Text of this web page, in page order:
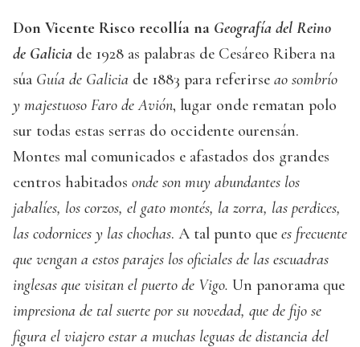
Don Vicente Risco recollía na Geografía del Reino
de Galicia de 1928 as palabras de Cesáreo Ribera na
súa Guía de Galicia de 1883 para referirse ao sombrío
y majestuoso Faro de Avión, lugar onde rematan polo
sur todas estas serras do occidente ourensán.
Montes mal comunicados e afastados dos grandes
centros habitados onde son muy abundantes los
jabalíes, los corzos, el gato montés, la zorra, las perdices,
las codornices y las chochas. A tal punto que es frecuente
que vengan a estos parajes los oficiales de las escuadras
inglesas que visitan el puerto de Vigo. Un panorama que
impresiona de tal suerte por su novedad, que de fijo se
figura el viajero estar a muchas leguas de distancia del